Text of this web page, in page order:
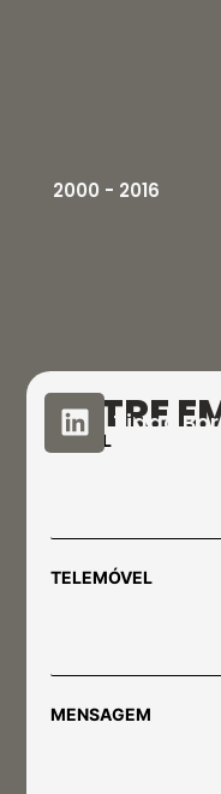
Tiago
2000 - 2016
ENTRE
E-MAIL
TELEMÓVEL
MENSAGEM